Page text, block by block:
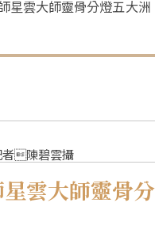
師星雲大師靈骨分燈五
者陳碧雲攝
星雲大師靈